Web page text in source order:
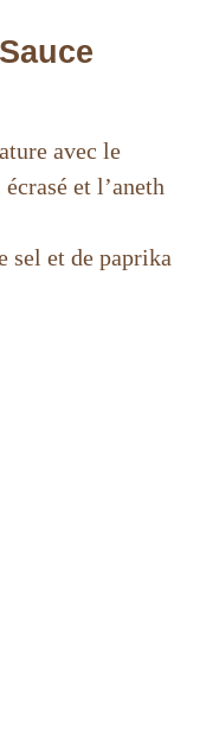
avec le
et l’aneth
sel et de paprika